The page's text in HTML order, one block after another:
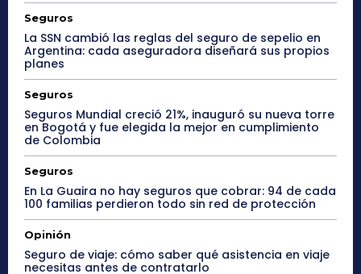
Seguros
La SSN cambió las reglas del seguro de sepelio en
Argentina: cada aseguradora diseñará sus propios
planes
Seguros
Seguros Mundial creció 21%, inauguró su nueva torre
en Bogotá y fue elegida la mejor en cumplimiento
de Colombia
Seguros
En La Guaira no hay seguros que cobrar: 94 de cada
100 familias perdieron todo sin red de protección
Opinión
Seguro de viaje: cómo saber qué asistencia en viaje
necesitas antes de contratarlo